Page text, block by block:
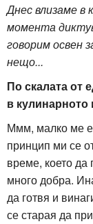
Днес влизаме в
момента
говорим освен
нещо...
По скалата от
в кулинарното
Ммм, малко ме
принцип ми се
време, което да
много добра.
да готвя и
се старая да